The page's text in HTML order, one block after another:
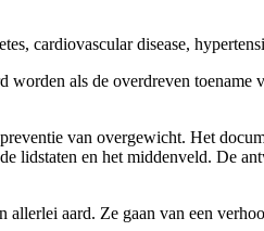
cardiovascular disease,
als de overdreven
van overgewicht. Het
lidstaten en het middenveld. De
aard. Ze gaan van een